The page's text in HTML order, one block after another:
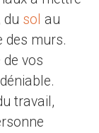
sol au
des murs.
de vos
travail,